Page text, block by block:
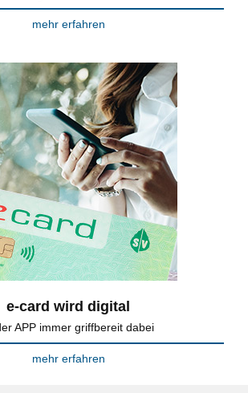
mehr erfahren
e-card wird digital
APP immer griffbereit dabei
mehr erfahren